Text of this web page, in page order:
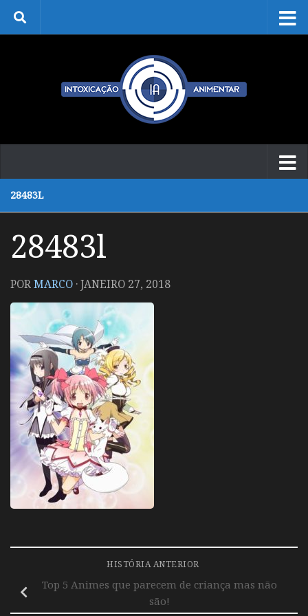
Skip to content
28483L
28483l
PORMARCO ·JANEIRO 27, 2018
HISTÓRIA ANTERIOR
Top 5 Animes que parecem de criança mas não
são!